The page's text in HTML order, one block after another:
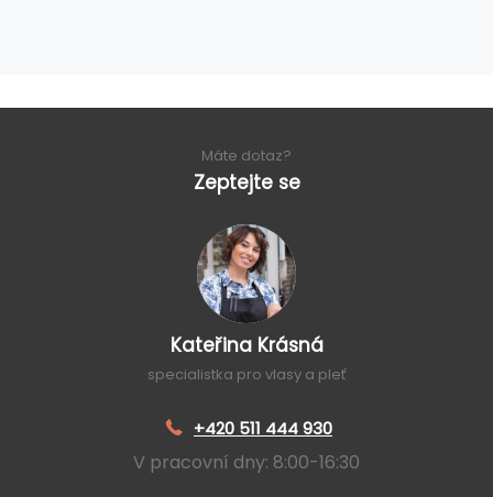
Máte dotaz?
Zeptejte se
Kateřina Krásná
specialistka pro vlasy a pleť
+420 511 444 930
V pracovní dny: 8:00-16:30